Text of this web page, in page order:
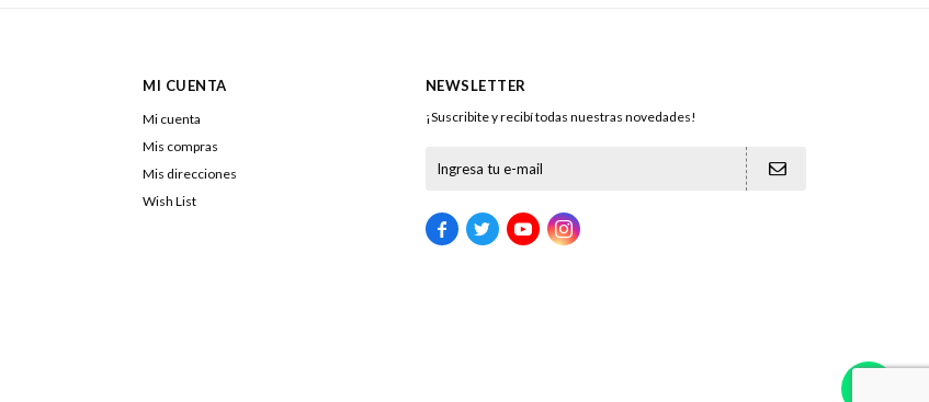
MI CUENTA
Mi cuenta
Mis compras
Mis direcciones
Wish List
NEWSLETTER
¡Suscribite y recibí todas nuestras novedades!
   